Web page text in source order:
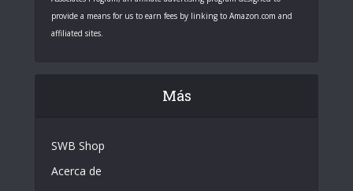
provide a means for us to earn fees by linking to Amazon.com and
affiliated sites.
Más
SWB Shop
Acerca de